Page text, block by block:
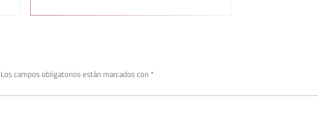
Los campos obligatorios están marcados con *